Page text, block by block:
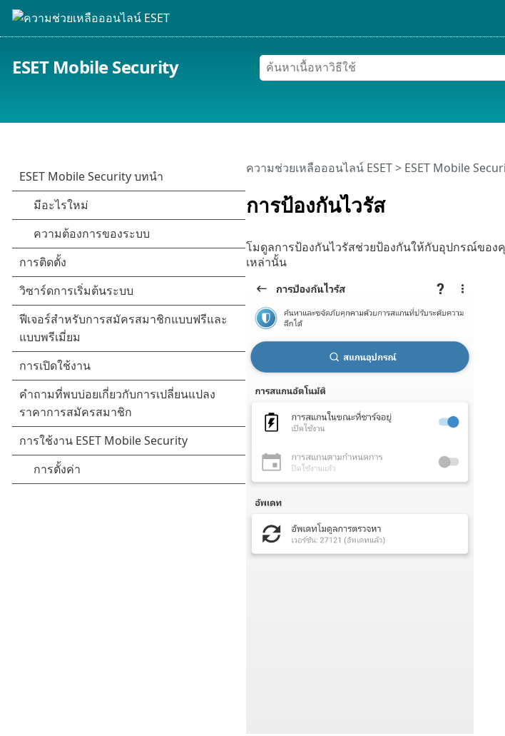
ESET Mobile Security
การป้องกันไวรัส
ความช่วยเหลือออนไลน์ ESET> ESET Mobile
โมดูลการป้องกันไวรัสช่วยป้องกันให้กับอุปกรณ์ขอ
เหล่านั้น